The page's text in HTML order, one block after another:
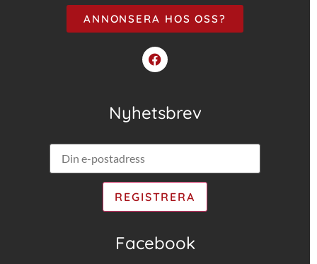
ANNONSERA HOS OSS?
Nyhetsbrev
Facebook